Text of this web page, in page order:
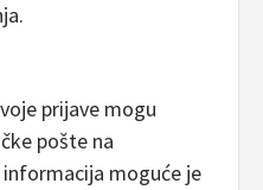
prijave mogu
pošte na
informacija moguće je